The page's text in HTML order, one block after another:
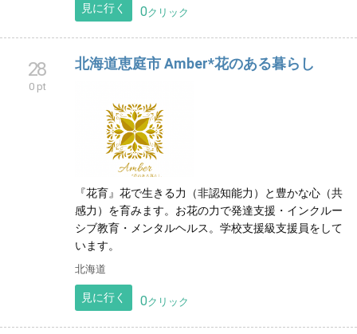
見に行く 0クリック
28
0 pt
北海道恵庭市 Amber*花のある暮らし
『花育』花で生きる力（非認知能力）と豊かな心（共
感力）を育みます。お花の力で発達支援・インクルー
シブ教育・メンタルヘルス。学校支援級支援員をして
います。
北海道
見に行く 0クリック